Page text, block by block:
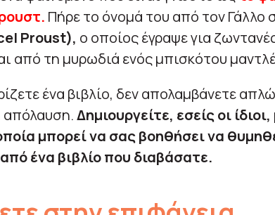
Πήρε το όνομά του από τον Γάλλο
Proust), ο οποίος έγραψε για
από τη μυρωδιά ενός μπισκότου
ένα βιβλίο, δεν απολαμβάνετε
απόλαυση.Δημιουργείτε, εσείς οι
μπορεί να σας βοηθήσει να
ένα βιβλίο που διαβάσατε.